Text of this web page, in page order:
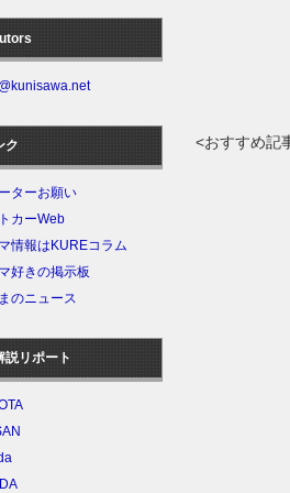
<おすすめ記
ク
ターお願い
カーWeb
情報はKUREコラム
好きの掲示板
のニュース
説リポート